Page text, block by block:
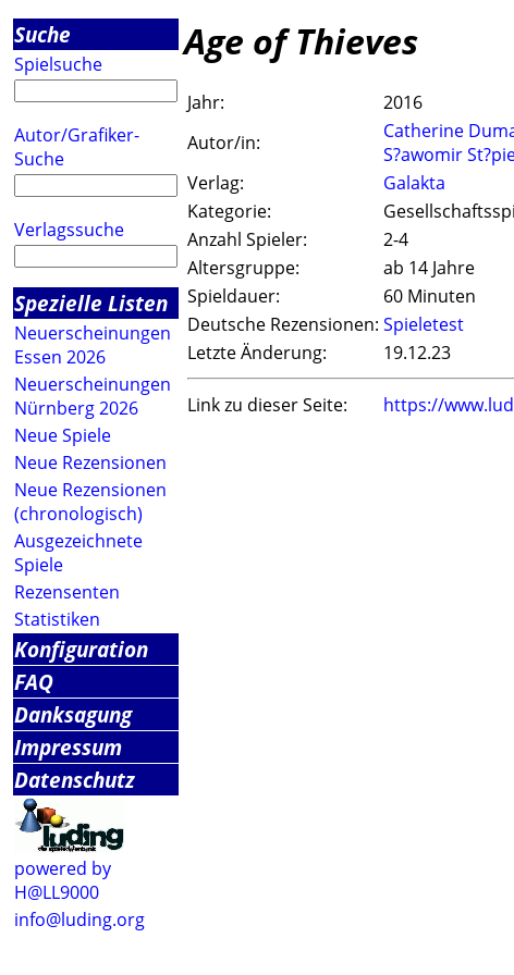
Suche
Spielsuche
Autor/Grafiker-
Suche
Verlagssuche
Spezielle Listen
Neuerscheinungen
Essen 2026
Neuerscheinungen
Nürnberg 2026
Neue Spiele
Neue Rezensionen
Neue Rezensionen
(chronologisch)
Ausgezeichnete
Spiele
Rezensenten
Statistiken
Konfiguration
FAQ
Danksagung
Impressum
Datenschutz
powered by
H@LL9000
info@luding.org
Age of Thieves
Jahr:
2016
Autor/in:
Catherine
S?awomir
Verlag:
Galakta
Kategorie:
Anzahl Spieler:
2-4
Altersgruppe:
ab 14 Jahre
Spieldauer:
60 Minuten
Deutsche Rezensionen: Spieletest
Letzte Änderung:
19.12.23
Link zu dieser Seite: https://